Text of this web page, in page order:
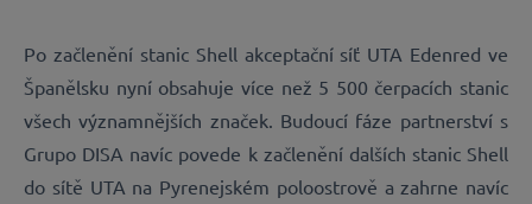
Po začlenění stanic Shell akceptační síť UTA Edenred ve
Španělsku nyní obsahuje více než 5 500 čerpacích stanic
všech významnějších značek. Budoucí fáze partnerství s
Grupo DISA navíc povede k začlenění dalších stanic Shell
do sítě UTA ‏‏na Pyrenejském poloostrově a zahrne navíc